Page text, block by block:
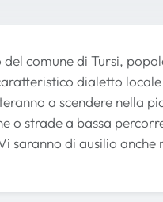
comune di Tursi,
dialetto
a scendere nella
o strade a bassa
saranno di ausilio anche